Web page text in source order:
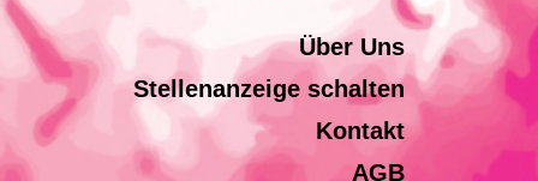
Über Uns
Stellenanzeige schalten
Kontakt
AGB